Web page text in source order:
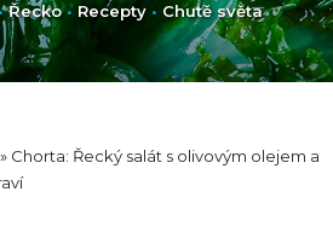
Řecko• Recepty• Chutě světa
» Chorta: Řecký salát s olivovým olejem a